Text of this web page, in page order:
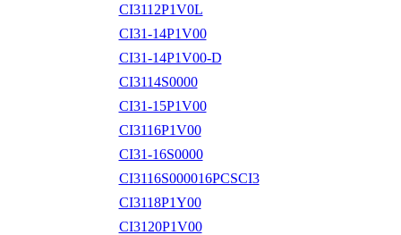
CI3112P1V0L
CI31-14P1V00
CI31-14P1V00-D
CI3114S0000
CI31-15P1V00
CI3116P1V00
CI31-16S0000
CI3116S000016PCSCI3
CI3118P1Y00
CI3120P1V00